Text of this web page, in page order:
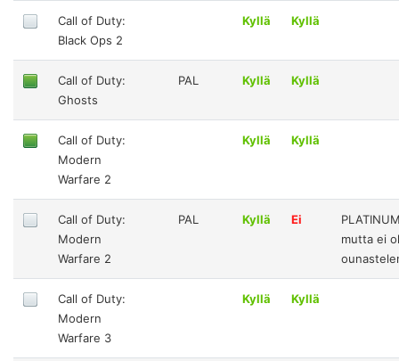
Call of Duty:
Black Ops 2
Kyllä Kyllä
Call of Duty:
Ghosts
PAL Kyllä Kyllä
Call of Duty:
Modern
Warfare 2
Kyllä Kyllä
Call of Duty:
Modern
Warfare 2
PAL Kyllä Ei
mutta ei
Call of Duty:
Modern
Warfare 3
Kyllä Kyllä